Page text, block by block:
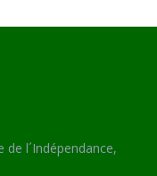
de l´Indépendance,